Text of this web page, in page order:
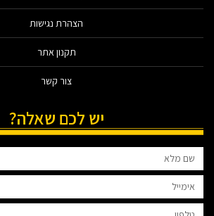
הצהרת נגישות
תקנון אתר
צור קשר
יש לכם שאלה?